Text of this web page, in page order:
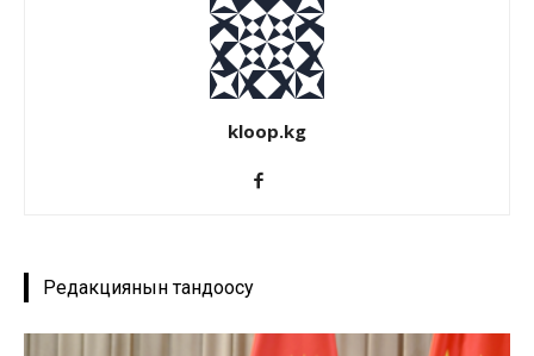
kloop.kg
Редакциянын тандоосу